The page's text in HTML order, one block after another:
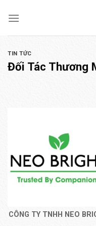
TIN TỨC
Đối Tác Thương
CÔNG TY TNHH NEO